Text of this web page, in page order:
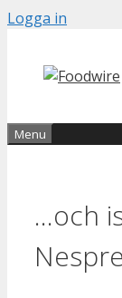
Skip
content
Logga in
Menu
…och